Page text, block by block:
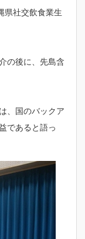
県社交飲食業生
の後に、先島含
、国のバックア
であると語っ